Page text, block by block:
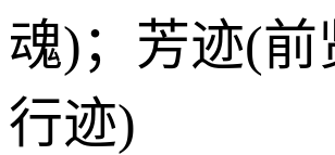
魂)；芳迹(前
行迹)